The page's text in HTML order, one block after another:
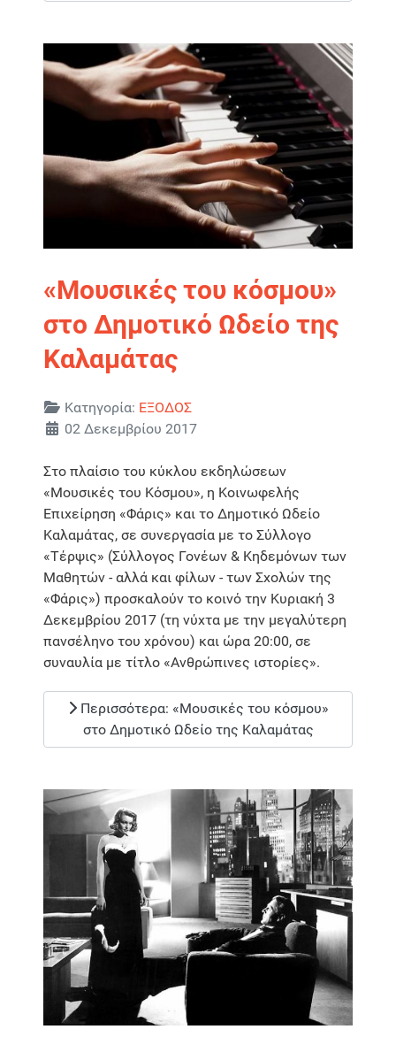
«Μουσικές του κόσμου»
στο Δημοτικό Ωδείο της
Καλαμάτας
Λεπτομέρειες
Κατηγορία: ΕΞΟΔΟΣ
02 Δεκεμβρίου 2017
Στο πλαίσιο του κύκλου εκδηλώσεων
«Μουσικές του Κόσμου», η Κοινωφελής
Επιχείρηση «Φάρις» και το Δημοτικό Ωδείο
Καλαμάτας, σε συνεργασία με το Σύλλογο
«Τέρψις» (Σύλλογος Γονέων & Κηδεμόνων των
Μαθητών - αλλά και φίλων - των Σχολών της
«Φάρις») προσκαλούν το κοινό την Κυριακή 3
Δεκεμβρίου 2017 (τη νύχτα με την μεγαλύτερη
πανσέληνο του χρόνου) και ώρα 20:00, σε
συναυλία με τίτλο «Ανθρώπινες ιστορίες».
Περισσότερα: «Μουσικές του κόσμου»
στο Δημοτικό Ωδείο της Καλαμάτας